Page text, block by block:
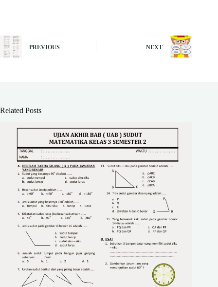
PREVIOUS NEXT
Related Posts